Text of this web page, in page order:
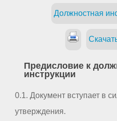
Должностная
Предисловие к
инструкции
0.1. Документ вступает в
утверждения.